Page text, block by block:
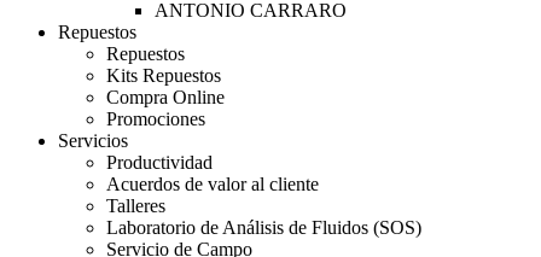
ANTONIO CARRARO
Repuestos
Repuestos
Kits Repuestos
Compra Online
Promociones
Servicios
Productividad
Acuerdos de valor al cliente
Talleres
Laboratorio de Análisis de Fluidos (SOS)
Servicio de Campo